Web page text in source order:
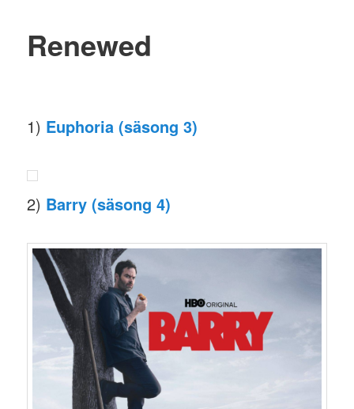
Renewed
1) Euphoria (säsong 3)
2) Barry (säsong 4)